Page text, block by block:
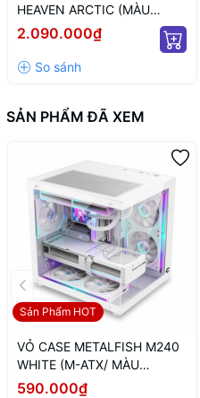
HEAVEN ARCTIC (MÀU
TRẮNG/ ATX)
2.090.000₫
SẢN PHẨM ĐÃ XEM
Sản Phẩm HOT
VỎ CASE METALFISH M240
WHITE (M-ATX/ MÀU
TRẮNG)
590.000₫